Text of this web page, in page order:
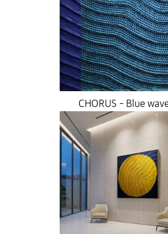
CHORUS - Blue